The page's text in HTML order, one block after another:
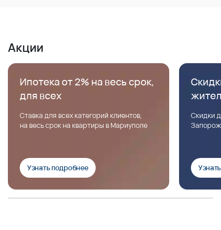
Акции
Ипотека от 2% на весь срок,
для всех
Ставка для всех категорий клиентов,
на весь срок на квартиры в Мариуполе
Узнать подробнее
Скидки